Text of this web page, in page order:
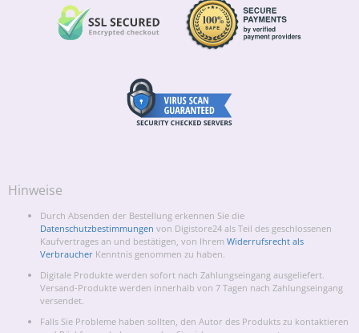
Hinweise
Durch Absenden der Bestellung erkennen Sie die
Datenschutzbestimmungen von Digistore24 als Teil des geschlossenen
Kaufvertrages an und bestätigen, von Ihrem Widerrufsrecht als
Verbraucher Kenntnis genommen zu haben.
Digitale Produkte werden sofort nach Zahlungseingang ausgeliefert.
Versand-Produkte werden innerhalb von 7 Tagen nach Zahlungseingang
versendet.
Falls Sie Probleme haben sollten, den Autor des Produkts zu kontaktieren